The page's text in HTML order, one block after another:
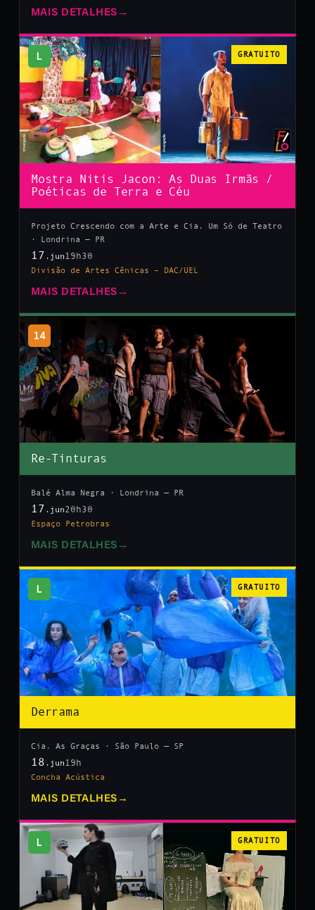
MAIS DETALHES →
L GRATUITO
Mostra Nitis Jacon: As Duas Irmãs /
Poéticas de Terra e Céu
Projeto Crescendo com a Arte e Cia. Um Só de Teatro
· Londrina — PR
17 .jun 19h30
Divisão de Artes Cênicas – DAC/UEL
MAIS DETALHES →
14
Re-Tinturas
Balé Alma Negra · Londrina — PR
17 .jun20h30
Espaço Petrobras
MAIS DETALHES →
L GRATUITO
Derrama
Cia. As Graças · São Paulo — SP
18 .jun 19h
Concha Acústica
MAIS DETALHES →
L GRATUITO